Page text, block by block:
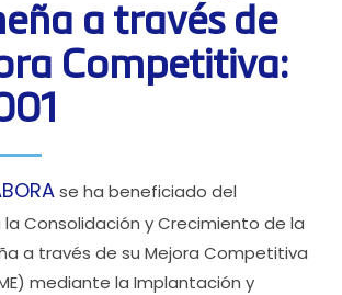
a través de
Competitiva:
se ha beneficiado del
Consolidación y Crecimiento de la
a través de su Mejora Competitiva
mediante la Implantación y